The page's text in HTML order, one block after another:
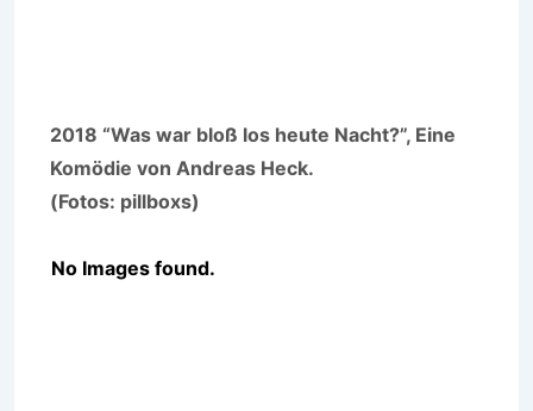
2018 “Was war bloß los heute Nacht?”, Eine
Komödie von Andreas Heck.
(Fotos: pillboxs)
No Images found.